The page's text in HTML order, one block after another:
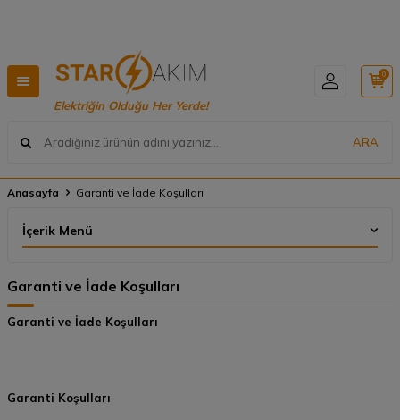
Elektriğin Olduğu Her Yerde!
ARA
0
Anasayfa Garanti ve İade Koşulları
İçerik Menü
Garanti ve İade Koşulları
Garanti ve İade Koşulları
Garanti Koşulları